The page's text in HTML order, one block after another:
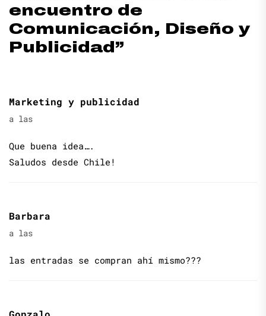
encuentro de
Comunicación, Diseño y
Publicidad”
Marketing y publicidad
a las
Que buena idea….
Saludos desde Chile!
Barbara
a las
las entradas se compran ahí mismo???